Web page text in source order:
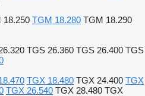
18.250 TGM 18.280 TGM 18.290
TGS 26.360 TGS 26.400 TGS
TGX 18.480 TGX 24.400 TGX
TGX 26.540 TGX 28.480 TGX